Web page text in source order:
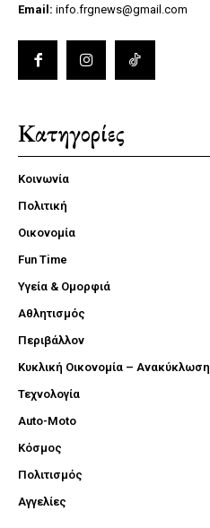
Email: info.frgnews@gmail.com
Κατηγορίες
Κοινωνία
Πολιτική
Οικονομία
Fun Time
Υγεία & Ομορφιά
Αθλητισμός
Περιβάλλον
Κυκλική Οικονομία – Ανακύκλωση
Τεχνολογία
Auto-Moto
Κόσμος
Πολιτισμός
Αγγελίες